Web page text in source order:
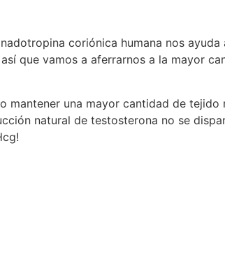
coriónica humana nos
que vamos a aferrarnos a la mayor
una mayor cantidad de tejido
natural de testosterona no se